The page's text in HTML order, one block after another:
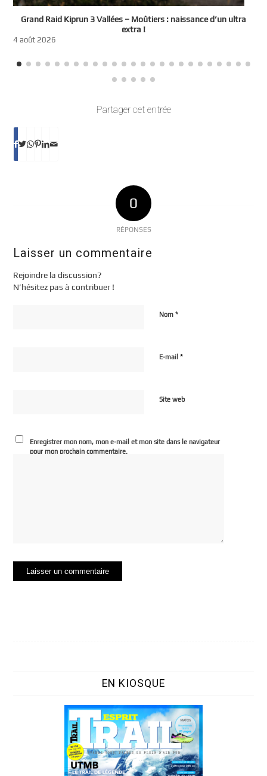
Grand Raid Kiprun 3 Vallées – Moûtiers : naissance d’un ultra
extra !
4 août 2026
Partager cet entrée
0
RÉPONSES
Laisser un commentaire
Rejoindre la discussion?
N’hésitez pas à contribuer !
Nom*
E-mail*
Site web
Enregistrer mon nom, mon e-mail et mon site dans le navigateur
pour mon prochain commentaire.
EN KIOSQUE